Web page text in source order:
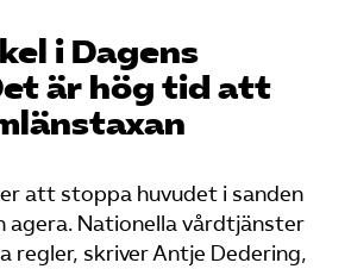
i Dagens
är hög tid att
att stoppa huvudet i sanden
agera. Nationella vårdtjänster
regler, skriver Antje Dedering,